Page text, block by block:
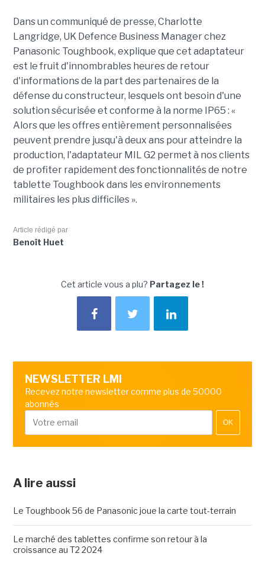
Dans un communiqué de presse, Charlotte
Langridge, UK Defence Business Manager chez
Panasonic Toughbook, explique que cet adaptateur
est le fruit d'innombrables heures de retour
d'informations de la part des partenaires de la
défense du constructeur, lesquels ont besoin d'une
solution sécurisée et conforme à la norme IP65 : «
Alors que les offres entièrement personnalisées
peuvent prendre jusqu'à deux ans pour atteindre la
production, l'adaptateur MIL G2 permet à nos clients
de profiter rapidement des fonctionnalités de notre
tablette Toughbook dans les environnements
militaires les plus difficiles ».
Article rédigé par
Benoît Huet
Cet article vous a plu? Partagez le !
NEWSLETTER LMI
Recevez notre newsletter comme plus de 50000
abonnés
OK
A lire aussi
Le Toughbook 56 de Panasonic joue la carte tout-terrain
Le marché des tablettes confirme son retour à la
croissance au T2 2024